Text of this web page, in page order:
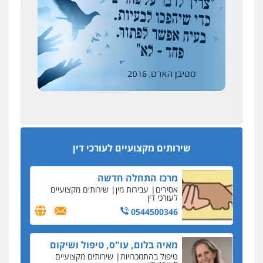
שירותים מקצועיים לעורכי דין
0504578527
רונן הלל – מוניטין
מחיקת כתבות מגוגל ודחיקת אזכורים
שירותים מקצועיים לעורכי דין
0522508109
מקצועיים לעורכי דין
מרכז התחלה חדשה
אסירים עבירות מין שירותים מקצועיים
לעורכי דין
0544500346
מאיה בלום, עו"ס, טיפול ושיקום
טיפול בהתמכרויות שירותים מקצועיים
אבי שקד מונה
כחבר ועדת איסור הלבנת הון בלשכת עורכי הדין
194 עורכי הדין החדשים
אחרי המלחמה: הוסמכו בירושלים עורכות ועורכי
הדין החדשים
עסקה חמה
כתב האישום נגד עו"ד עידן דביר: האונס והמחירון
לאקטים מיניים
כתב אישום: יו"ר ש"ס לשעבר בחיפה וסינדיקאט
ההלוואות של משפחת הרינג
הפרקליטות: הרב נתנאל חייק ואביו הרב אריה חייק
שמשו אנשי
החשוד ברצח עו"ד ארבל פלדמן טען לרקע נפשי
ושתק בחקירתו